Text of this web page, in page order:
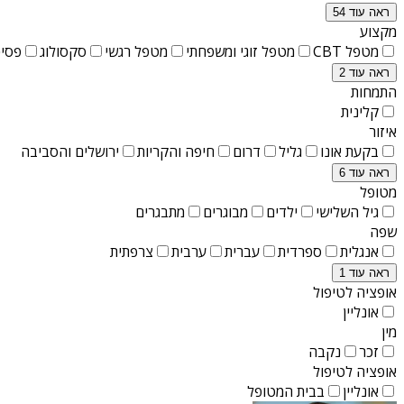
ראה עוד 54
מקצוע
מטפל CBT
מטפל זוגי ומשפחתי מטפל רגשי סקסולוג
ראה עוד 2
התמחות
קלינית
איזור
בקעת אונו
גליל דרום חיפה והקריות ירושלים והסביבה
ראה עוד 6
מטופל
גיל השלישי
ילדים מבוגרים
מתבגרים
שפה
אנגלית
ספרדית עברית ערבית צרפתית
ראה עוד 1
אופציה לטיפול
אונליין
מין
זכר
נקבה
אופציה לטיפול
אונליין
בבית המטופל